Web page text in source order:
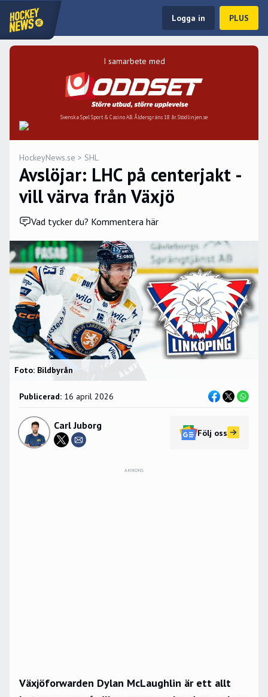
Logga in PLUS
I samarbete med
Svenska Spel Sport & Casino AB. Åldersgräns 18 år. Stödlinjen.se
HockeyNews.se > SHL
Avslöjar: LHC på centerjakt -
vill värva från Växjö
Vad tycker du? Kommentera här
Foto: Bildbyrån
Publicerad: 16 april 2026
Carl Juborg
Följ oss
ANNONS
Växjöforwarden Dylan McLaughlin är ett allt